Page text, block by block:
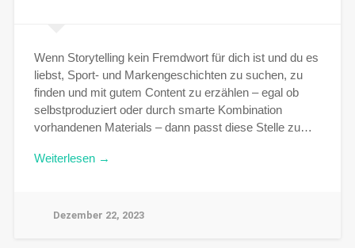
Wenn Storytelling kein Fremdwort für dich ist und du es
liebst, Sport- und Markengeschichten zu suchen, zu
finden und mit gutem Content zu erzählen – egal ob
selbstproduziert oder durch smarte Kombination
vorhandenen Materials – dann passt diese Stelle zu…
Weiterlesen →
Dezember 22, 2023